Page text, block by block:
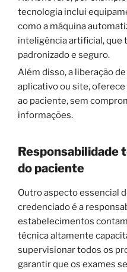
tecnologia inclui
como a máquina
inteligência artificial, que
padronizado e seguro.
Além disso, a liberação
aplicativo ou site,
ao paciente, sem
informações.
Responsabilidade
do paciente
Outro aspecto essencial
credenciado é a
estabelecimentos
técnica altamente
supervisionar todos os
garantir que os exames